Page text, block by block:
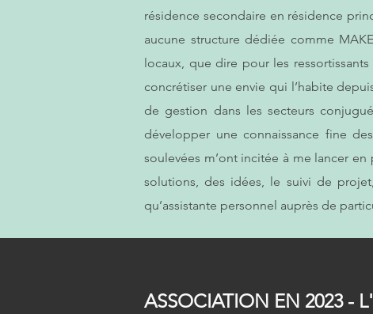
résidence secondaire en résidence
aucune structure dédiée comme
locaux, que dire pour les
concrétiser une envie qui l’habite
de gestion dans les secteurs
développer une connaissance fine
soulevées m’ont incitée à me lancer en
solutions, des idées, le suivi de
qu’assistante personnel auprès de
ASSOCIATION EN 2023 -